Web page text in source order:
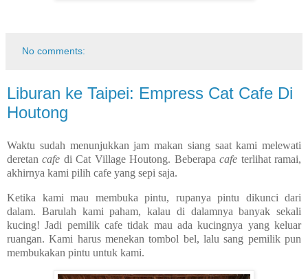
No comments:
Liburan ke Taipei: Empress Cat Cafe Di
Houtong
Waktu sudah menunjukkan jam makan siang saat kami melewati
deretancafe di Cat Village Houtong. Beberapacafe terlihat ramai,
akhirnya kami pilih cafe yang sepi saja.
Ketika kami mau membuka pintu, rupanya pintu dikunci dari
dalam. Barulah kami paham, kalau di dalamnya banyak sekali
kucing! Jadi pemilik cafe tidak mau ada kucingnya yang keluar
ruangan. Kami harus menekan tombol bel, lalu sang pemilik pun
membukakan pintu untuk kami.